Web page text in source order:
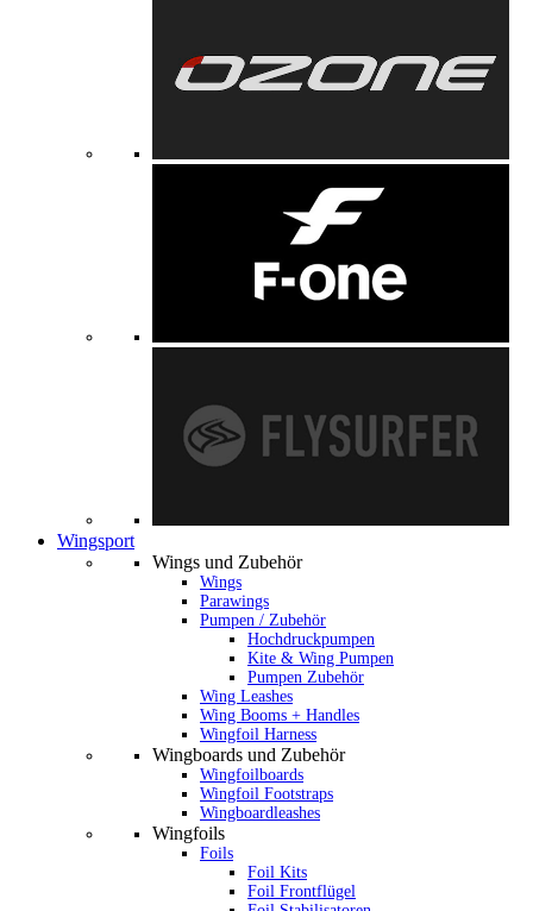
Wingsport
Wings und Zubehör
Wings
Parawings
Pumpen / Zubehör
Hochdruckpumpen
Kite & Wing Pumpen
Pumpen Zubehör
Wing Leashes
Wing Booms + Handles
Wingfoil Harness
Wingboards und Zubehör
Wingfoilboards
Wingfoil Footstraps
Wingboardleashes
Wingfoils
Foils
Foil Kits
Foil Frontflügel